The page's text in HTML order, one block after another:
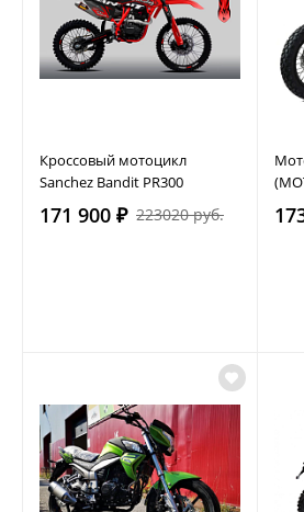
Кроссовый мотоцикл
Sanchez Bandit PR300
171 900 ₽ 223020 руб.